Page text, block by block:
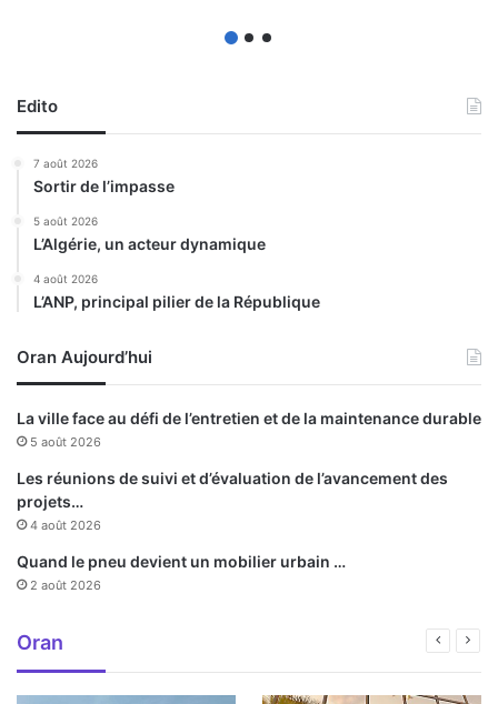
Edito
7 août 2026
Sortir de l’impasse
5 août 2026
L’Algérie, un acteur dynamique
4 août 2026
L’ANP, principal pilier de la République
Oran Aujourd’hui
La ville face au défi de l’entretien et de la maintenance durable
5 août 2026
Les réunions de suivi et d’évaluation de l’avancement des
projets…
4 août 2026
Quand le pneu devient un mobilier urbain …
2 août 2026
Oran